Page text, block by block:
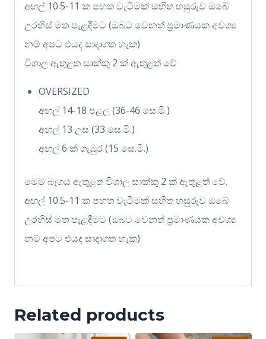
අඟල් 10.5-11 ක පහත වැටීමක් සහිත හසුරුව ඔබේ
උරහිස් මත පැළඳීමට (ඔබට වෙනත් ප්‍රමාණයක අවශ්‍ය
නම් අපට එයද සාදාගත හැක)
විශාල ඇතුළත සාක්කු 2 ක් ඇතුළත් වේ
OVERSIZED
අඟල් 14-18 පළල (36-46 සෙ.මී.)
අඟල් 13 උස (33 සෙ.මී.)
අඟල් 6 ක් ගැඹුර (15 සෙ.මී.)
මෙම බෑගය ඇතුළත විශාල සාක්කු 2 ක් ඇතුළත් වේ.
අඟල් 10.5-11 ක පහත වැටීමක් සහිත හසුරුව ඔබේ
උරහිස් මත පැළඳීමට (ඔබට වෙනත් ප්‍රමාණයක අවශ්‍ය
නම් අපට එයද සාදාගත හැක)
Related products